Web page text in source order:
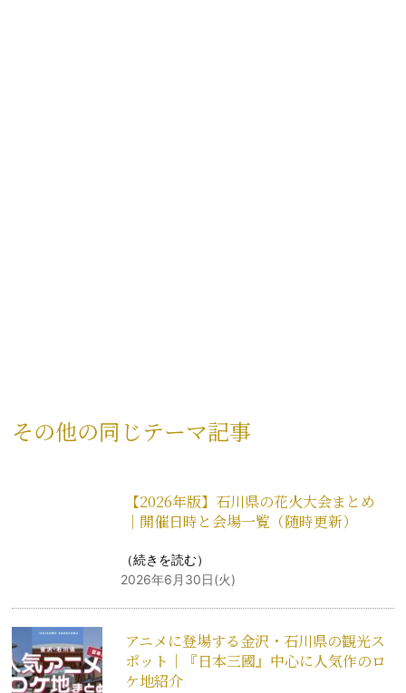
その他の同じテーマ記事
【2026年版】石川県の花火大会まとめ
｜開催日時と会場一覧（随時更新）
（続きを読む）
2026年6月30日(火)
アニメに登場する金沢・石川県の観光ス
ポット｜『日本三國』中心に人気作のロ
ケ地紹介